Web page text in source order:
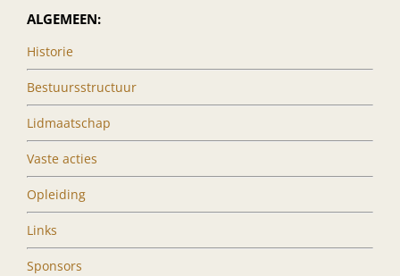
ALGEMEEN:
Historie
Bestuursstructuur
Lidmaatschap
Vaste acties
Opleiding
Links
Sponsors